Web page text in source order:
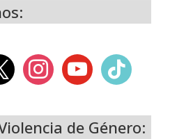
de Género: